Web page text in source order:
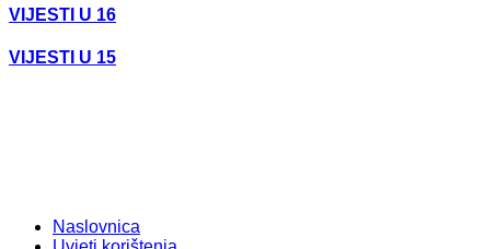
VIJESTI U 16
VIJESTI U 15
Naslovnica